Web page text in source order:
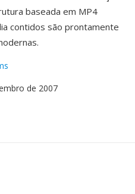
baseada em MP4
contidos são prontamente
de 2007